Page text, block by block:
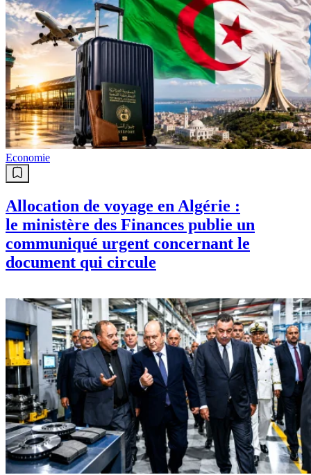
Economie
Allocation de voyage en Algérie :
le ministère des Finances publie un
communiqué urgent concernant le
document qui circule